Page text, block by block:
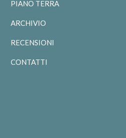
PIANO TERRA
ARCHIVIO
RECENSIONI
CONTATTI